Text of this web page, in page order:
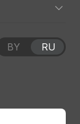
BY RU